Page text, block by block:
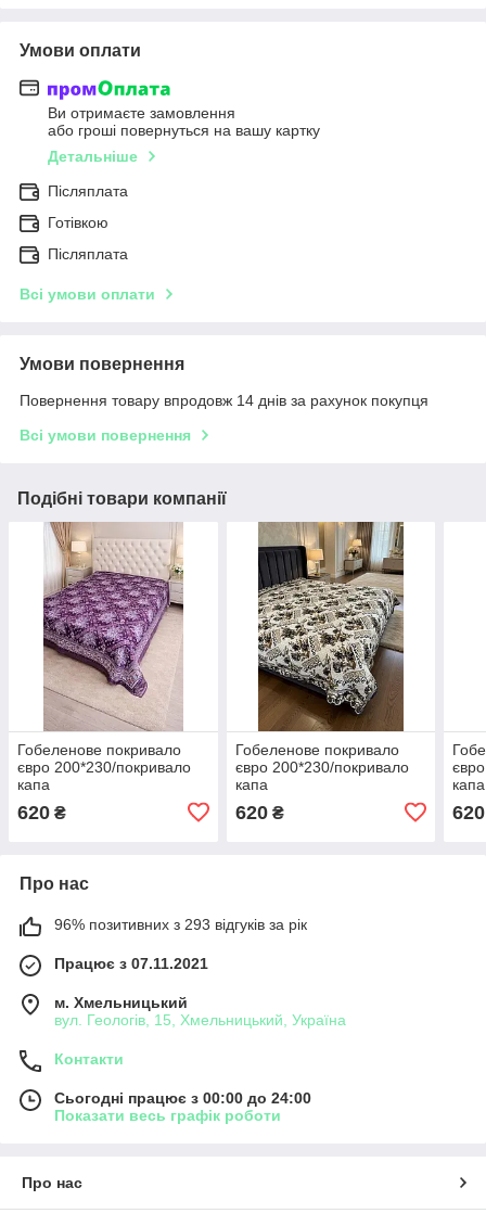
Умови оплати
Ви отримаєте замовлення
або гроші повернуться на вашу картку
Детальніше
Післяплата
Готівкою
Післяплата
Всі умови оплати
Умови повернення
Повернення товару впродовж 14 днів за рахунок покупця
Всі умови повернення
Подібні товари компанії
Гобеленове покривало
євро 200*230/покривало
капа
620 ₴
Гобеленове покривало
євро 200*230/покривало
капа
620₴
капа
620
Про нас
96% позитивних з 293 відгуків за рік
Працює з 07.11.2021
м. Хмельницький
вул. Геологів, 15, Хмельницький, Україна
Контакти
Сьогодні працює з 00:00 до 24:00
Показати весь графік роботи
Про нас